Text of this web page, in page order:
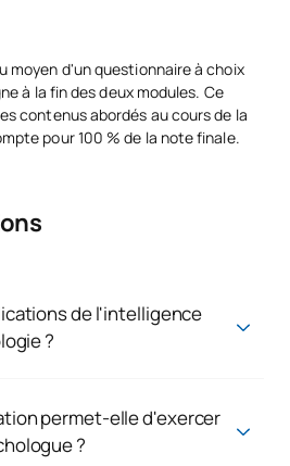
moyen d'un questionnaire à choix
à la fin des deux modules. Ce
contenus abordés au cours de la
pour 100 % de la note finale.
de l'intelligence
?
d'informations ou la conception
Son utilisation doit toujours
approche professionnelle, sous
permet-elle d'exercer
?